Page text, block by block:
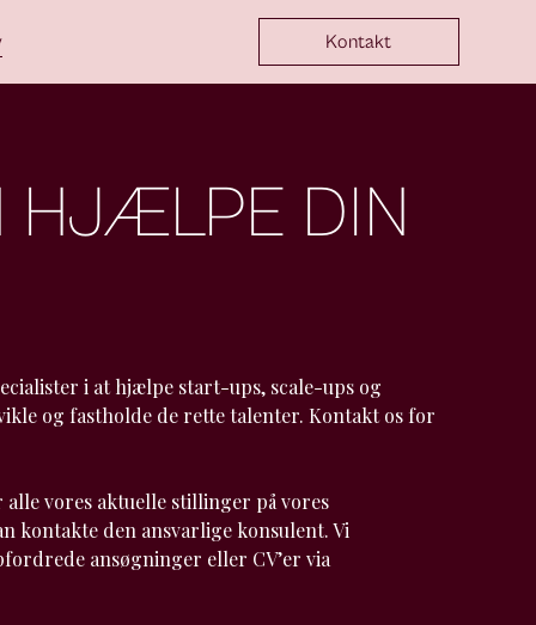
Kontakt
HJÆLPE DIN
i at hjælpe start-ups, scale-ups og
og fastholde de rette talenter. Kontakt os for
vores aktuelle stillinger på vores
kontakte den ansvarlige konsulent. Vi
ansøgninger eller CV’er via